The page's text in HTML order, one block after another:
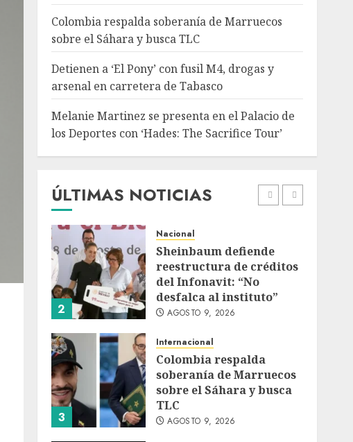
Colombia respalda soberanía de Marruecos
sobre el Sáhara y busca TLC
Detienen a ‘El Pony’ con fusil M4, drogas y
arsenal en carretera de Tabasco
Melanie Martinez se presenta en el Palacio de
los Deportes con ‘Hades: The Sacrifice Tour’
ÚLTIMAS NOTICIAS
5
Melanie Martinez se
presenta en el Palacio de
los Deportes con ‘Hades:
The Sacrifice Tour’
AGOSTO 9, 2026
1
Deportes Internacional Portada
AGOSTO 9, 2026
2
Nacional
Sheinbaum defiende
reestructura de créditos
del Infonavit: “No
desfalca al instituto”
AGOSTO 9, 2026
3
Internacional
Colombia respalda
soberanía de Marruecos
sobre el Sáhara y busca
TLC
AGOSTO 9, 2026